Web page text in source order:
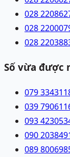
028
028
028
Số vừa được
079
039
093
090
089